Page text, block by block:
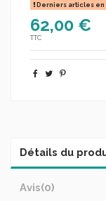
Derniers articles en
62,00 €
TTC
Détails du
Avis(0)